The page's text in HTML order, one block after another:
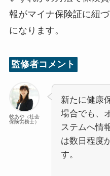
報がマイナ保険証に紐
になります。
監修者コメント
牧あや（社会
保険労務士）
新たに健康
場合でも、
ステムへ情
は数日程度
す。